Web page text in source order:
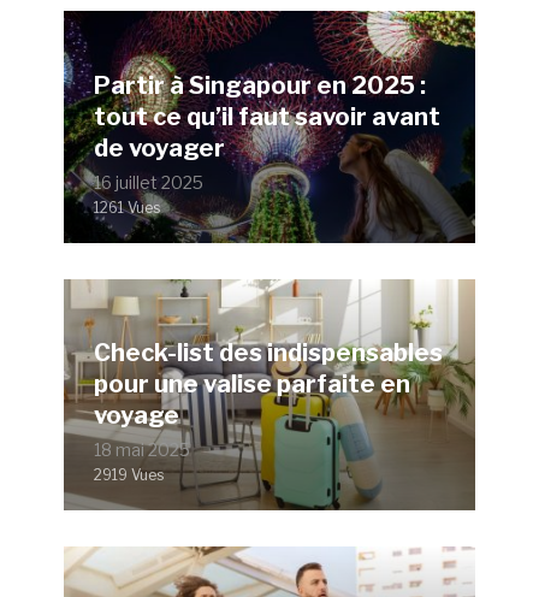
Partir à Singapour en 2025 :
tout ce qu’il faut savoir avant
de voyager
16 juillet 2025
1261 Vues
Check-list des indispensables
pour une valise parfaite en
voyage
18 mai 2025
2919 Vues